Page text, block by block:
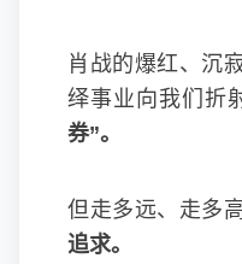
肖战的爆红、沉
绎事业向我们折
券”。
但走多远、走多
追求。